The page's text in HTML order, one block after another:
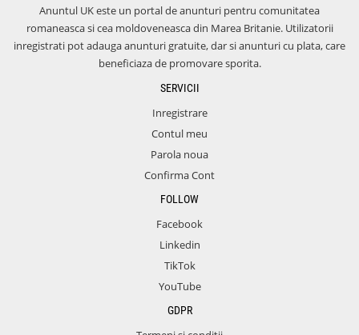
Anuntul UK este un portal de anunturi pentru comunitatea
romaneasca si cea moldoveneasca din Marea Britanie. Utilizatorii
inregistrati pot adauga anunturi gratuite, dar si anunturi cu plata, care
beneficiaza de promovare sporita.
SERVICII
Inregistrare
Contul meu
Parola noua
Confirma Cont
FOLLOW
Facebook
Linkedin
TikTok
YouTube
GDPR